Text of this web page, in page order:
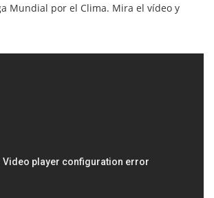
Mundial por el Clima. Mira el vídeo y